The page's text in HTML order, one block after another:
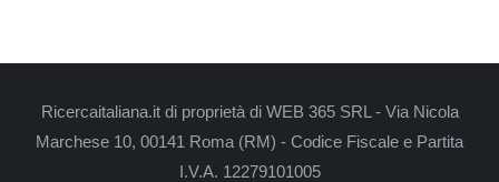
Ricercaitaliana.it di proprietà di WEB 365 SRL - Via Nicola
Marchese 10, 00141 Roma (RM) - Codice Fiscale e Partita
I.V.A. 12279101005